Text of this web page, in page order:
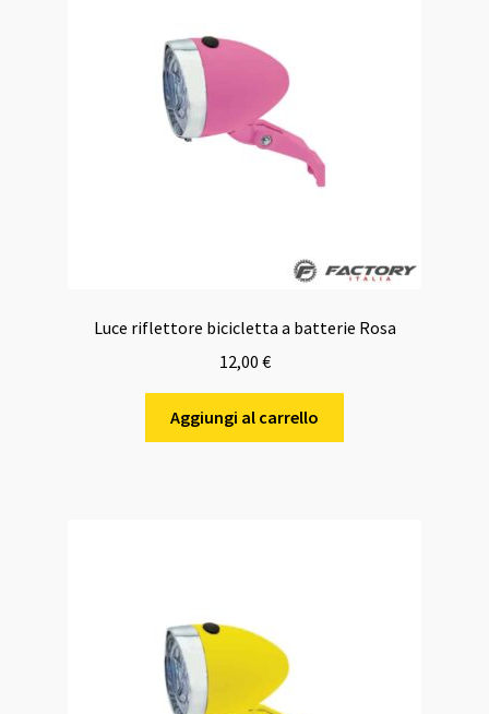
Luce riflettore bicicletta a batterie Rosa
12,00 €
Aggiungi al carrello